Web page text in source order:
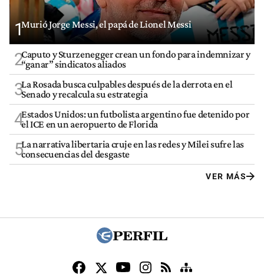
1Murió Jorge Messi, el papá de Lionel Messi
2Caputo y Sturzenegger crean un fondo para indemnizar y
“ganar” sindicatos aliados
3La Rosada busca culpables después de la derrota en el
Senado y recalcula su estrategia
4Estados Unidos: un futbolista argentino fue detenido por
el ICE en un aeropuerto de Florida
5La narrativa libertaria cruje en las redes y Milei sufre las
consecuencias del desgaste
VER MÁS